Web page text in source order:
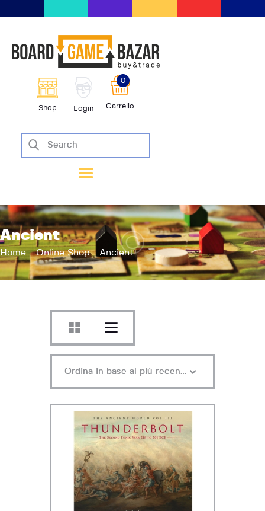
Shop Login Carrello
0
Ancient
Home Online Shop Ancient
giochi da tavolo
BoardGameBazar
HOME
SHOP
SCAMBIA
AIUTO
BLOG-NEWS
EVENTI